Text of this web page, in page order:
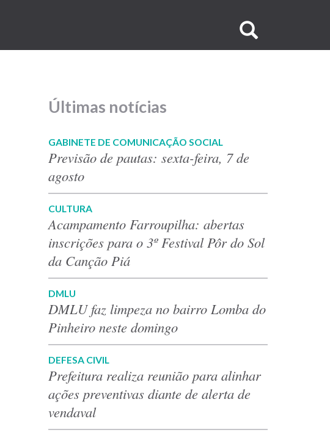
no
Últimas notícias
GABINETE DE COMUNICAÇÃO SOCIAL
Previsão de pautas: sexta-feira, 7 de
agosto
CULTURA
Acampamento Farroupilha: abertas
inscrições para o 3º Festival Pôr do Sol
da Canção Piá
DMLU
DMLU faz limpeza no bairro Lomba do
Pinheiro neste domingo
DEFESA CIVIL
Prefeitura realiza reunião para alinhar
ações preventivas diante de alerta de
vendaval